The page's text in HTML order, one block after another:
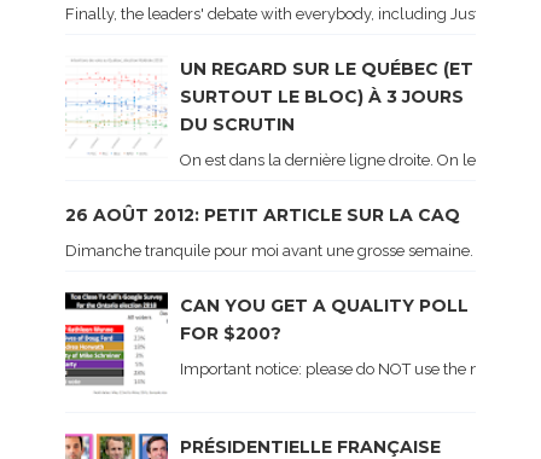
Finally, the leaders' debate with everybody, including Justin
UN REGARD SUR LE QUÉBEC (ET
SURTOUT LE BLOC) À 3 JOURS
DU SCRUTIN
On est dans la dernière ligne droite. On le sait
26 AOÛT 2012: PETIT ARTICLE SUR LA CAQ
Dimanche tranquile pour moi avant une grosse semaine. Voici
CAN YOU GET A QUALITY POLL
FOR $200?
Important notice: please do NOT use the
PRÉSIDENTIELLE FRANÇAISE